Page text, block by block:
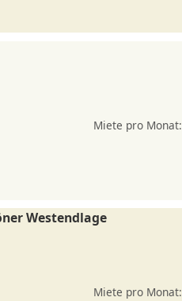
Miete pro Monat:
Westendlage
Miete pro Monat: